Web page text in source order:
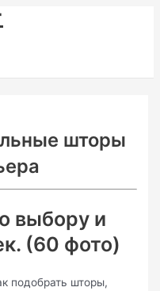
шторы
выбору и
(60 фото)
подобрать шторы,